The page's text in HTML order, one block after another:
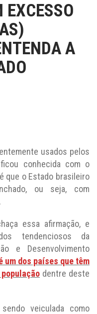
A
usados pelos
conhecida com o
que o Estado brasileiro
ou seja, com
essa afirmação, e
tendenciosos da
e Desenvolvimento
um dos países que têm
dentre deste
veiculada como